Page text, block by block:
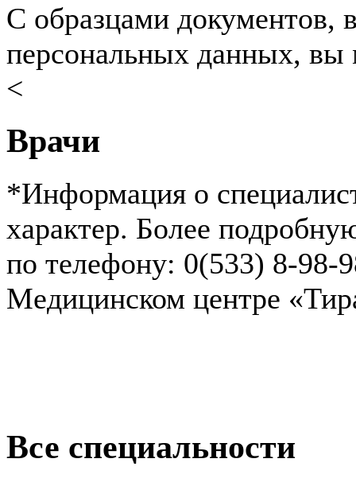
С образцами документов,
персональных данных, вы
<
Врачи
*Информация о
характер. Более
по телефону: 0(533) 8-98-
Медицинском центре
Все специальности